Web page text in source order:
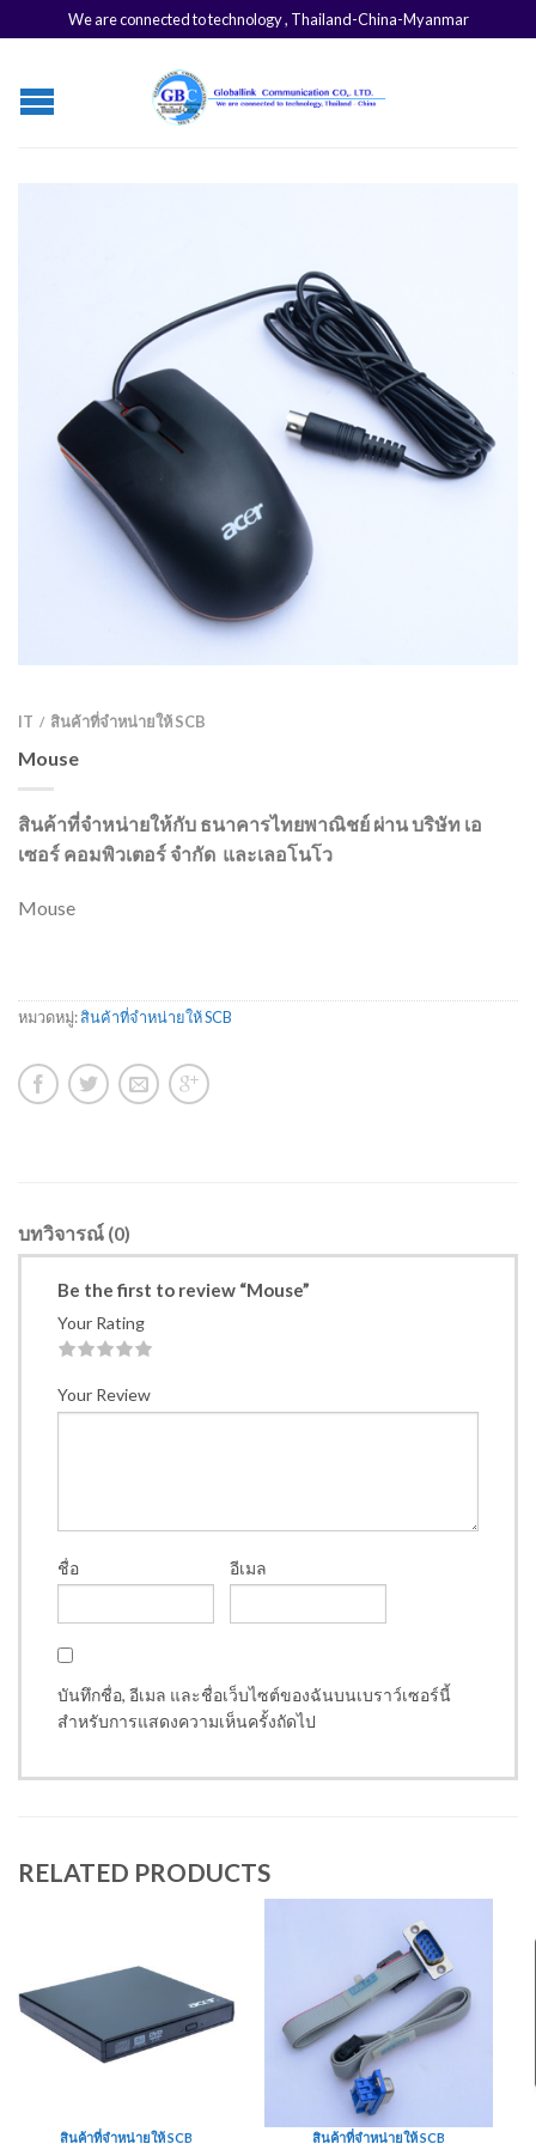
We are connected to technology , Thailand-China-Myanmar
IT / สินค้าที่จำหน่ายให้ SCB
Mouse
สินค้าที่จำหน่ายให้กับ ธนาคารไทยพาณิชย์ ผ่าน บริษัท เอ
เซอร์ คอมพิวเตอร์ จำกัด และเลอโนโว
Mouse
หมวดหมู่:สินค้าที่จำหน่ายให้ SCB
บทวิจารณ์ (0)
Be the first to review “Mouse”
Your Rating
Your Review
ชื่อ อีเมล
บันทึกชื่อ, อีเมล และชื่อเว็บไซต์ของฉันบนเบราว์เซอร์นี้
สำหรับการแสดงความเห็นครั้งถัดไป
RELATED PRODUCTS
สินค้าที่จำหน่ายให้ SCB สินค้าที่จำหน่ายให้ SCB